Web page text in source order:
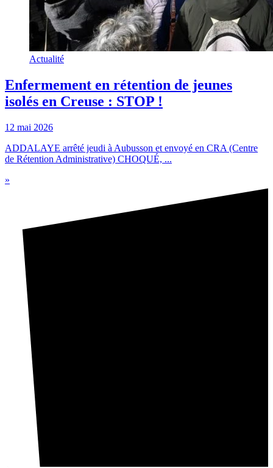
Actualité
Enfermement en rétention de jeunes
isolés en Creuse : STOP !
12 mai 2026
ADDALAYE arrêté jeudi à Aubusson et envoyé en CRA (Centre
de Rétention Administrative) CHOQUÉ, ...
»